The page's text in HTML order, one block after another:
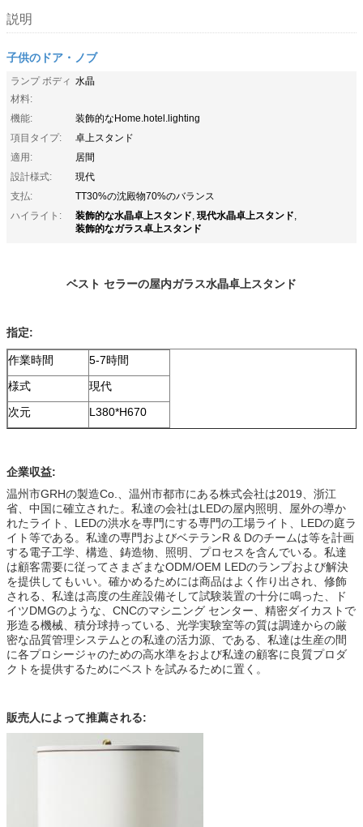
説明
子供のドア・ノブ
ランプ ボディ
材料:
水晶
機能:
装飾的なHome.hotel.lighting
項目タイプ:
卓上スタンド
適用:
居間
設計様式:
現代
支払:
TT30%の沈殿物70%のバランス
ハイライト:
装飾的な水晶卓上スタンド, 現代水晶卓上スタンド,
装飾的なガラス卓上スタンド
ベスト セラーの屋内ガラス水晶卓上スタンド
指定:
作業時間
5-7時間
様式
現代
次元
L380*H670
企業収益:
温州市GRHの製造Co.、温州市都市にある株式会社は2019、浙江
省、中国に確立された。私達の会社はLEDの屋内照明、屋外の導か
れたライト、LEDの洪水を専門にする専門の工場ライト、LEDの庭ラ
イト等である。私達の専門およびベテランR & Dのチームは等を計画
する電子工学、構造、鋳造物、照明、プロセスを含んでいる。私達
は顧客需要に従ってさまざまなODM/OEM LEDのランプおよび解決
を提供してもいい。確かめるためには商品はよく作り出され、修飾
される、私達は高度の生産設備そして試験装置の十分に鳴った、ド
イツDMGのような、CNCのマシニング センター、精密ダイカストで
形造る機械、積分球持っている、光学実験室等の質は調達からの厳
密な品質管理システムとの私達の活力源、である、私達は生産の間
に各プロシージャのための高水準をおよび私達の顧客に良質プロダ
クトを提供するためにベストを試みるために置く。
販売人によって推薦される: